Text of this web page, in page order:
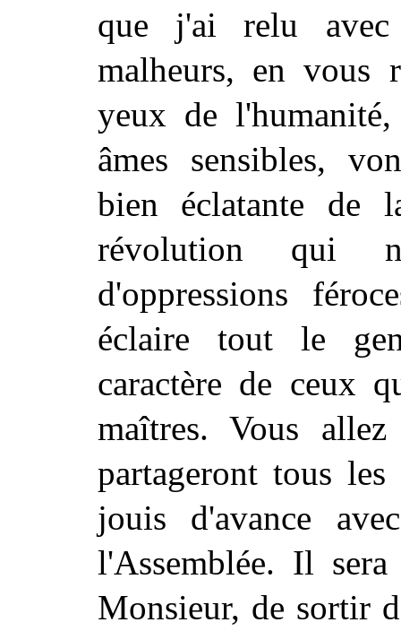
que j'ai relu
malheurs, en vous
yeux de
âmes sensibles,
bien éclatante de
révolution qui
d'oppressions
éclaire tout le
caractère de ceux
maîtres. Vous
partageront tous
jouis d'avance
l'Assemblée. Il
Monsieur, de sortir